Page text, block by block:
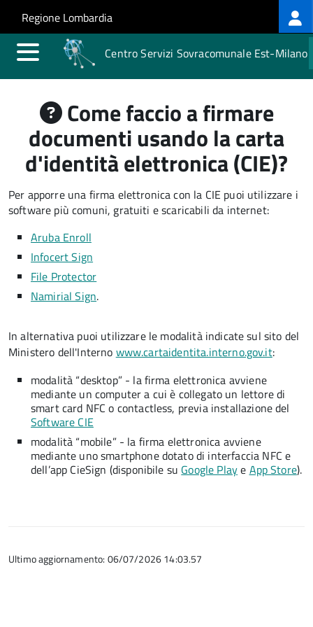
Salta al contenuto principale
Skip to site navigation
Regione Lombardia
Centro Servizi Sovracomunale Est-Milano
Come faccio a firmare
documenti usando la carta
d'identità elettronica (CIE)?
Per apporre una firma elettronica con la CIE puoi utilizzare i
software più comuni, gratuiti e scaricabili da internet:
Aruba Enroll
Infocert Sign
File Protector
Namirial Sign.
In alternativa puoi utilizzare le modalità indicate sul sito del
Ministero dell'Interno www.cartaidentita.interno.gov.it:
modalità “desktop” - la firma elettronica avviene
mediante un computer a cui è collegato un lettore di
smart card NFC o contactless, previa installazione del
Software CIE
modalità “mobile” - la firma elettronica avviene
mediante uno smartphone dotato di interfaccia NFC e
dell’app CieSign (disponibile su Google Playe App Store).
Ultimo aggiornamento: 06/07/2026 14:03.57